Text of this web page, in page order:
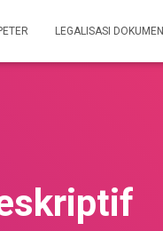
LEGALISASI DOKUMEN